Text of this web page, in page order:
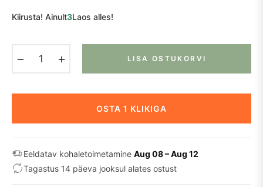
Kiirusta! Ainult3Laos alles!
LISA OSTUKORVI
OSTA 1 KLIKIGA
Eeldatav kohaletoimetamine Aug 08 – Aug 12
Tagastus 14 päeva jooksul alates ostust